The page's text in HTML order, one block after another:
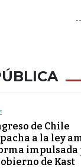
de Chile
a la ley
impulsada
de Kast